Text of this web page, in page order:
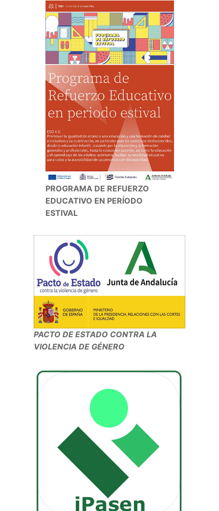
PROGRAMA DE REFUERZO
EDUCATIVO EN PERÍODO
ESTIVAL
PACTO DE ESTADO CONTRA LA
VIOLENCIA DE GÉNERO